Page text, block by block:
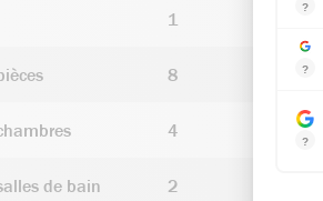
1
8
4
de bain 2
?
?
?